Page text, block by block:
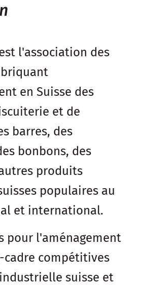
est l'association des
en Suisse des
et de
barres, des
bonbons, des
produits
populaires au
et international.
pour l'aménagement
compétitives
suisse et